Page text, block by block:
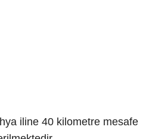
iline 40 kilometre mesafe